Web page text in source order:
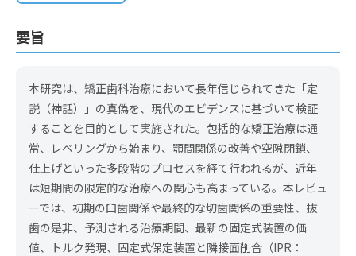
要旨
本研究は、矯正歯科治療において長年信じられてきた「定
説（神話）」の真偽を、現代のエビデンスに基づいて検証
することを目的として実施された。包括的な矯正治療は通
常、レベリングから始まり、顎間関係の改善や空隙閉鎖、
仕上げといった多段階のプロセスを経て行われるが、近年
は短期間の限定的な治療への関心も高まっている。本レビュ
ーでは、初期の臼歯関係や最終的な切歯関係の重要性、抜
歯の是非、予測される治療期間、最新の固定式装置の価
値、トルク発現、固定式保定装置と隣接面削合（IPR：